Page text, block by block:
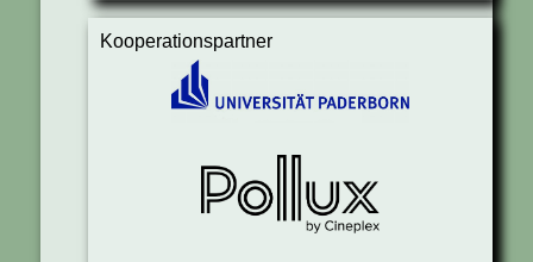
Kooperationspartner